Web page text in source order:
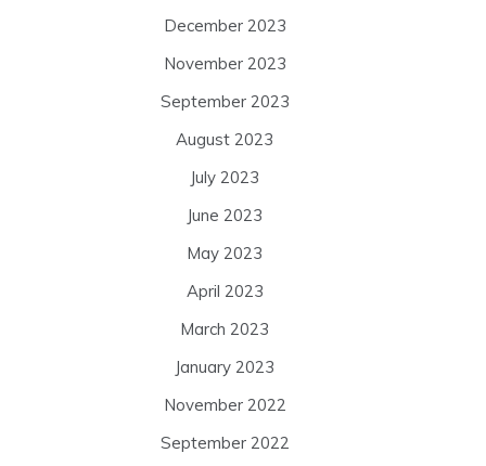
December 2023
November 2023
September 2023
August 2023
July 2023
June 2023
May 2023
April 2023
March 2023
January 2023
November 2022
September 2022